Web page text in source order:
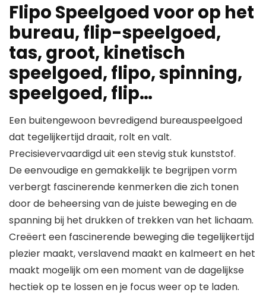
Flipo Speelgoed voor op het
bureau, flip-speelgoed,
tas, groot, kinetisch
speelgoed, flipo, spinning,
speelgoed, flip…
Een buitengewoon bevredigend bureauspeelgoed
dat tegelijkertijd draait, rolt en valt.
Precisievervaardigd uit een stevig stuk kunststof.
De eenvoudige en gemakkelijk te begrijpen vorm
verbergt fascinerende kenmerken die zich tonen
door de beheersing van de juiste beweging en de
spanning bij het drukken of trekken van het lichaam.
Creëert een fascinerende beweging die tegelijkertijd
plezier maakt, verslavend maakt en kalmeert en het
maakt mogelijk om een moment van de dagelijkse
hectiek op te lossen en je focus weer op te laden.